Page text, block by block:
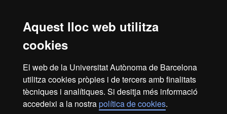
Aquest lloc web utilitza
cookies
El web de la Universitat Autònoma de Barcelona
utilitza cookies pròpies i de tercers amb finalitats
tècniques i analítiques. Si desitja més informació
accedeixi a la nostrapolítica de cookies.
Sra. Estefanía de la Torre
Secretaria Acadèmica
VHIR - Edifici Mediterrània, tercera planta
Pg. Vall d’Hebron 119-129
Tel. 93 489 4059
master@vhir.org
Relació de professors